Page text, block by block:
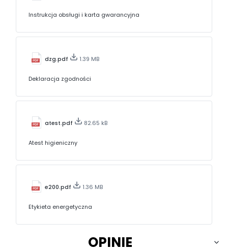
Instrukcja obsługi i karta gwarancyjna
dzg.pdf 1.39 MB
Deklaracja zgodności
atest.pdf 82.65 kB
Atest higieniczny
e200.pdf 1.36 MB
Etykieta energetyczna
OPINIE